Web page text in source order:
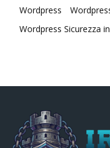
Wordpress
Wordpress Sicurezza